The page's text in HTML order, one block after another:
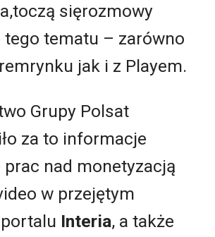
sięrozmowy
tego tematu – zarówno
jak i z Playem.
Grupy Polsat
za to informacje
nad monetyzacją
w przejętym
Interia, a także